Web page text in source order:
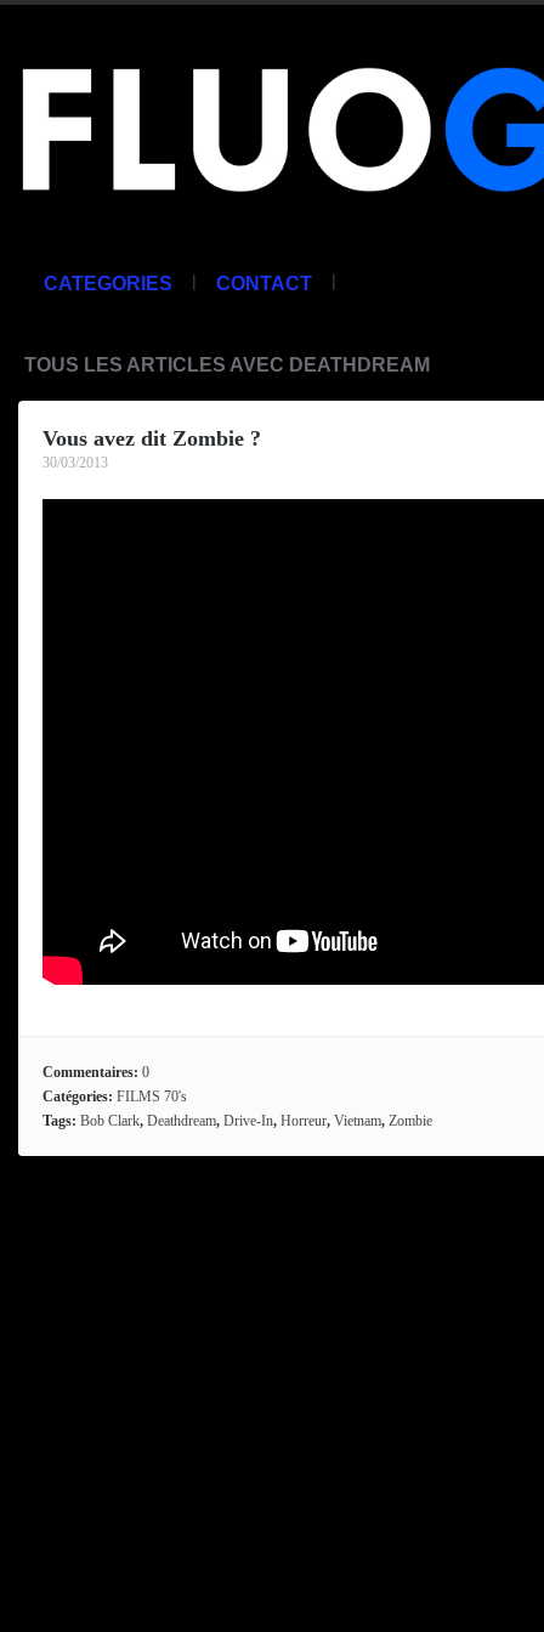
CATEGORIES | CONTACT |
TOUS LES ARTICLES AVEC DEATHDREAM
Vous avez dit Zombie ?
30/03/2013
Commentaires: 0
Catégories: FILMS 70's
Tags: Bob Clark, Deathdream, Drive-In, Horreur, Vietnam, Zombie